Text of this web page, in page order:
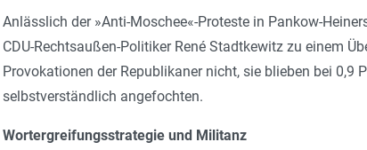
Anlässlich der »Anti-Moschee«-Proteste in Pankow-
CDU-Rechtsaußen-Politiker René Stadtkewitz zu einem
Provokationen der Republikaner nicht, sie blieben bei 0,9
selbstverständlich angefochten.
Wortergreifungsstrategie und Militanz